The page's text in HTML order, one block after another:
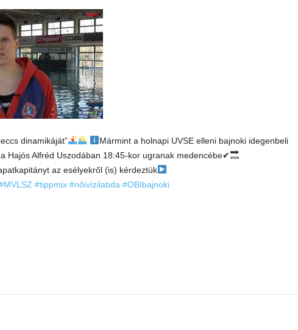
dinamikáját”
Mármint a holnapi UVSE elleni bajnoki idegenbeli
Hajós Alfréd Uszodában 18:45-kor ugranak medencébe✔
az esélyekről (is) kérdeztük
#tippmix #nőivízilabda #OBIbajnoki